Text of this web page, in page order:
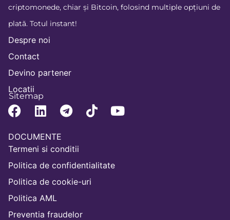
criptomonede, chiar și Bitcoin, folosind multiple opțiuni de
plată. Totul instant!
Despre noi
Contact
Devino partener
Locatii
Sitemap
DOCUMENTE
Termeni si conditii
Politica de confidentialitate
Politica de cookie-uri
Politica AML
Preventia fraudelor